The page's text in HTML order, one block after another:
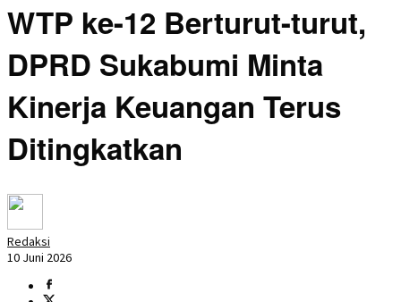
WTP ke-12 Berturut-turut,
DPRD Sukabumi Minta
Kinerja Keuangan Terus
Ditingkatkan
Redaksi
10 Juni 2026